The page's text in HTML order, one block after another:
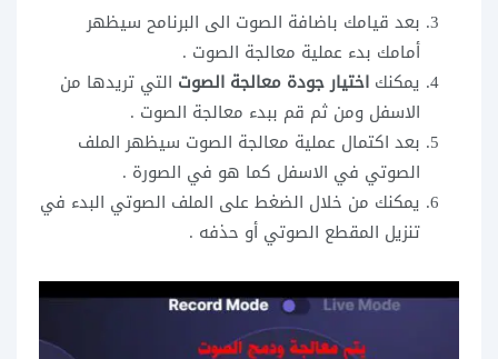
بعد قيامك باضافة الصوت الى البرنامح سيظهر
أمامك بدء عملية معالجة الصوت .
يمكنك اختيار جودة معالجة الصوت التي تريدها من
الاسفل ومن ثم قم ببدء معالجة الصوت .
بعد اكتمال عملية معالجة الصوت سيظهر الملف
الصوتي في الاسفل كما هو في الصورة .
يمكنك من خلال الضغط على الملف الصوتي البدء في
تنزيل المقطع الصوتي أو حذفه .